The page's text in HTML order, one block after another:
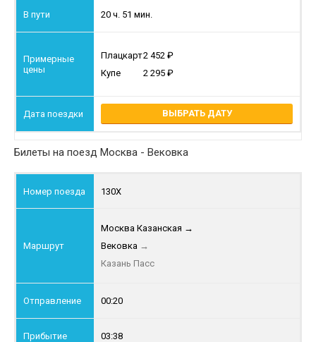
20 ч. 51 мин.
Плацкарт2 452
Купе
2 295
ВЫБРАТЬ ДАТУ
Билеты на поезд Москва - Вековка
130Х
Москва Казанская →
Вековка →
Казань Пасс
00:20
03:38